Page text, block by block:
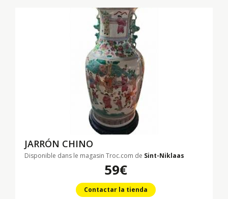
JARRÓN CHINO
Disponible dans le magasin Troc.com de Sint-Niklaas
59€
Contactar la tienda